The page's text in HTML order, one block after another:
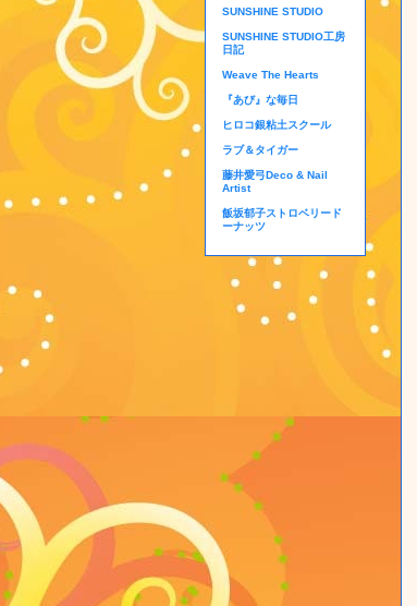
SUNSHINE STUDIO
SUNSHINE STUDIO工房
日記
Weave The Hearts
『あび』な毎日
ヒロコ銀粘土スクール
ラブ＆タイガー
藤井愛弓Deco & Nail
Artist
飯坂郁子ストロベリード
ーナッツ